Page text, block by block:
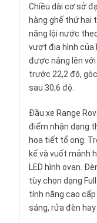
Chiều dài cơ sở
hàng ghế thứ hai
năng lội nước
vượt địa hình của
được nâng lên
trước 22,2 độ,
sau 30,6 độ.
Đầu xe Range
điểm nhận dạng
họa tiết tổ ong.
kế và vuốt mảnh
LED hình ovan.
tùy chọn dạng
tính năng cao
sáng, rửa đèn